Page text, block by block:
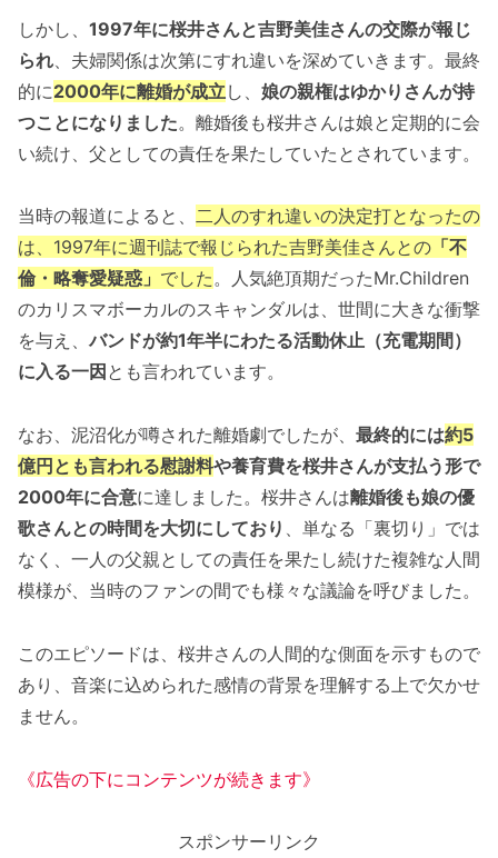
しかし、 1997年に桜井さんと吉野美佳さんの交際が報じ
られ 、夫婦関係は次第にすれ違いを深めていきます。最終
的に2000年に離婚が成立 し、 娘の親権はゆかりさんが持
つことになりました。離婚後も桜井さんは娘と定期的に会
い続け、父としての責任を果たしていたとされています。
当時の報道によると、 二人のすれ違いの決定打となったの
は、1997年に週刊誌で報じられた吉野美佳さんとの 「不
倫・略奪愛疑惑」 でした。人気絶頂期だったMr.Children
のカリスマボーカルのスキャンダルは、世間に大きな衝撃
を与え、バンドが約1年半にわたる活動休止（充電期間）
に入る一因 とも言われています。
なお、泥沼化が噂された離婚劇でしたが、 最終的には約5
億円とも言われる慰謝料や養育費を桜井さんが支払う形で
2000年に合意に達しました。桜井さんは離婚後も娘の優
歌さんとの時間を大切にしており 、単なる「裏切り」では
なく、一人の父親としての責任を果たし続けた複雑な人間
模様が、当時のファンの間でも様々な議論を呼びました。
このエピソードは、桜井さんの人間的な側面を示すもので
あり、音楽に込められた感情の背景を理解する上で欠かせ
ません。
《広告の下にコンテンツが続きます》
スポンサーリンク